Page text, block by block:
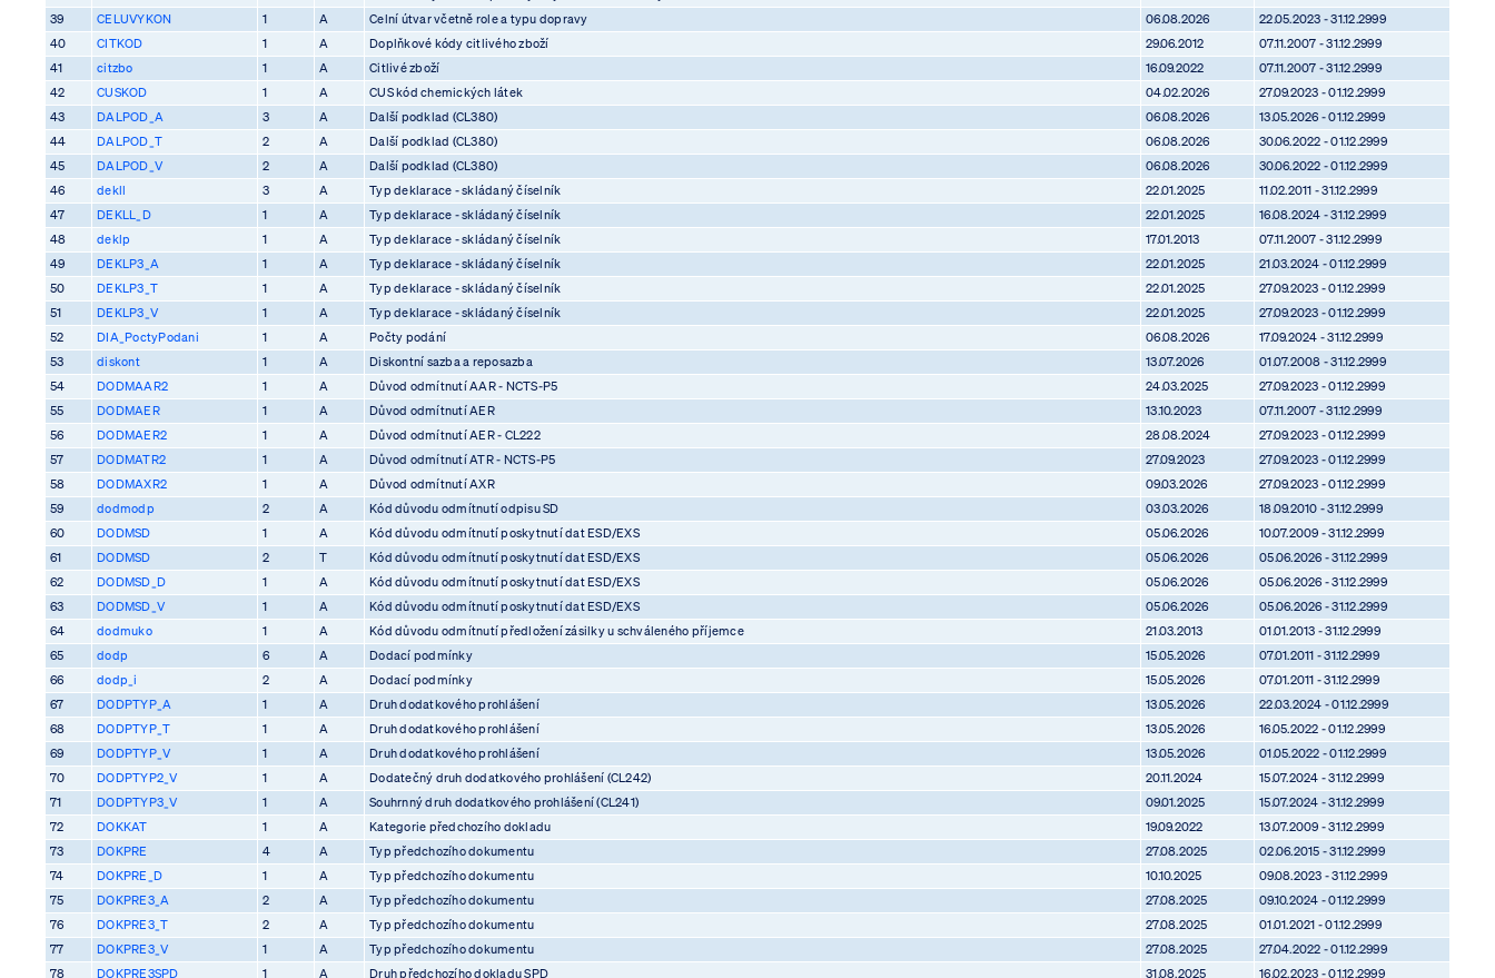
39
CELUVYKON 1 A Celní útvar včetně role a typu dopravy 06.08.2026
22.05.2023 - 31.12.2999
40
CITKOD 1 A Doplňkové kódy citlivého zboží 29.06.2012
07.11.2007 - 31.12.2999
41
citzbo 1 A Citlivé zboží 16.09.2022
07.11.2007 - 31.12.2999
42
CUSKOD 1 A CUS kód chemických látek 04.02.2026
27.09.2023 - 01.12.2999
43
DALPOD_A 3 A Další podklad (CL380) 06.08.2026
13.05.2026 - 01.12.2999
44
DALPOD_T 2 A Další podklad (CL380) 06.08.2026
30.06.2022 - 01.12.2999
45
DALPOD_V 2 A Další podklad (CL380) 06.08.2026
30.06.2022 - 01.12.2999
46
dekll 3 A Typ deklarace - skládaný číselník 22.01.2025
11.02.2011 - 31.12.2999
47
DEKLL_D 1 A Typ deklarace - skládaný číselník 22.01.2025
16.08.2024 - 31.12.2999
48
deklp 1 A Typ deklarace - skládaný číselník 17.01.2013
07.11.2007 - 31.12.2999
49
DEKLP3_A 1 A Typ deklarace - skládaný číselník 22.01.2025
21.03.2024 - 01.12.2999
50
DEKLP3_T 1 A Typ deklarace - skládaný číselník 22.01.2025
27.09.2023 - 01.12.2999
51
DEKLP3_V 1 A Typ deklarace - skládaný číselník 22.01.2025
27.09.2023 - 01.12.2999
52
DIA_PoctyPodani 1 A Počty podání 06.08.2026
17.09.2024 - 31.12.2999
53
diskont 1 A Diskontní sazba a reposazba 13.07.2026
01.07.2008 - 31.12.2999
54
DODMAAR2 1 A Důvod odmítnutí AAR - NCTS-P5 24.03.2025
27.09.2023 - 01.12.2999
55
DODMAER 1 A Důvod odmítnutí AER 13.10.2023
07.11.2007 - 31.12.2999
56
DODMAER2 1 A Důvod odmítnutí AER - CL222 28.08.2024
27.09.2023 - 01.12.2999
57
DODMATR2 1 A Důvod odmítnutí ATR - NCTS-P5 27.09.2023
27.09.2023 - 01.12.2999
58
DODMAXR2 1 A Důvod odmítnutí AXR 09.03.2026
27.09.2023 - 01.12.2999
59
dodmodp 2 A Kód důvodu odmítnutí odpisu SD 03.03.2026
18.09.2010 - 31.12.2999
60
DODMSD 1 A Kód důvodu odmítnutí poskytnutí dat ESD/EXS 05.06.2026
10.07.2009 - 31.12.2999
61
DODMSD 2 T Kód důvodu odmítnutí poskytnutí dat ESD/EXS 05.06.2026
05.06.2026 - 31.12.2999
62
DODMSD_D 1 A Kód důvodu odmítnutí poskytnutí dat ESD/EXS 05.06.2026
05.06.2026 - 31.12.2999
63
DODMSD_V 1 A Kód důvodu odmítnutí poskytnutí dat ESD/EXS 05.06.2026
05.06.2026 - 31.12.2999
64
dodmuko 1 A Kód důvodu odmítnutí předložení zásilky u schváleného příjemce 21.03.2013
01.01.2013 - 31.12.2999
65
dodp 6 A Dodací podmínky 15.05.2026
07.01.2011 - 31.12.2999
66
dodp_i 2 A Dodací podmínky 15.05.2026
07.01.2011 - 31.12.2999
67
DODPTYP_A 1 A Druh dodatkového prohlášení 13.05.2026
22.03.2024 - 01.12.2999
68
DODPTYP_T 1 A Druh dodatkového prohlášení 13.05.2026
16.05.2022 - 01.12.2999
69
DODPTYP_V 1 A Druh dodatkového prohlášení 13.05.2026
01.05.2022 - 01.12.2999
70
DODPTYP2_V 1 A Dodatečný druh dodatkového prohlášení (CL242) 20.11.2024
15.07.2024 - 31.12.2999
71
DODPTYP3_V 1 A Souhrnný druh dodatkového prohlášení (CL241) 09.01.2025
15.07.2024 - 31.12.2999
72
DOKKAT 1 A Kategorie předchozího dokladu 19.09.2022
13.07.2009 - 31.12.2999
73
DOKPRE 4 A Typ předchozího dokumentu 27.08.2025
02.06.2015 - 31.12.2999
74
DOKPRE_D 1 A Typ předchozího dokumentu 10.10.2025
09.08.2023 - 31.12.2999
75
DOKPRE3_A 2 A Typ předchozího dokumentu 27.08.2025
09.10.2024 - 01.12.2999
76
DOKPRE3_T 2 A Typ předchozího dokumentu 27.08.2025
01.01.2021 - 01.12.2999
77
DOKPRE3_V 1 A Typ předchozího dokumentu 27.08.2025
27.04.2022 - 01.12.2999
78
DOKPRE3SPD 1 A Druh předchozího dokladu SPD 31.08.2025
16.02.2023 - 01.12.2999